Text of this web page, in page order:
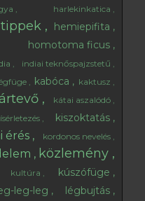
harlekinkatica
tippek hemiepifita
homotoma ficus
indiai teknőspajzstetű
kabóca kaktusz
kátai aszalódó
kiszoktatás
érés kordonos nevelés
közlemény
kultúra
kúszófüge
leg-leg
légbujtás